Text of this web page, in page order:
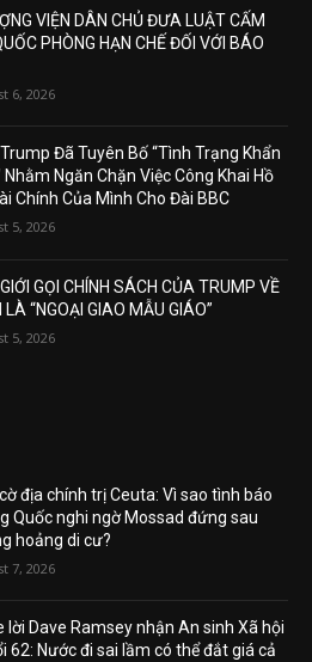
VIỆN DÂN CHỦ ĐƯA LUẬT CẤM
PHÒNG HẠN CHẾ ĐỐI VỚI BÁO
6, 2026
Đã Tuyên Bố “Tình Trạng Khẩn
Nhằm Ngăn Chặn Việc Công Khai Hồ
Chính Của Mình Cho Đài BBC
5, 2026
GỌI CHÍNH SÁCH CỦA TRUMP VỀ
LÀ “NGOẠI GIAO MẪU GIÁO”
5, 2026
địa chính trị Ceuta: Vì sao tình báo
Quốc nghi ngờ Mossad đứng sau
hoảng di cư?
7, 2026
lời Dave Ramsey nhận An sinh Xã hội
62: Nước đi sai lầm có thể đắt giá cả